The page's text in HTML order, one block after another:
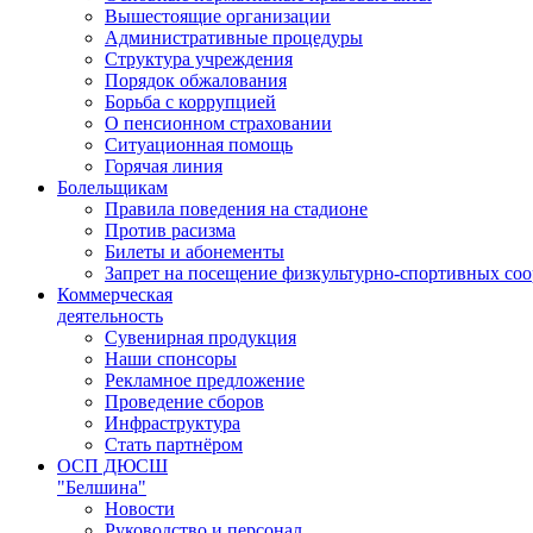
Вышестоящие организации
Административные процедуры
Структура учреждения
Порядок обжалования
Борьба с коррупцией
О пенсионном страховании
Ситуационная помощь
Горячая линия
Болельщикам
Правила поведения на стадионе
Против расизма
Билеты и абонементы
Запрет на посещение физкультурно-спортивных
Коммерческая
деятельность
Сувенирная продукция
Наши спонсоры
Рекламное предложение
Проведение сборов
Инфраструктура
Стать партнёром
ОСП ДЮСШ
"Белшина"
Новости